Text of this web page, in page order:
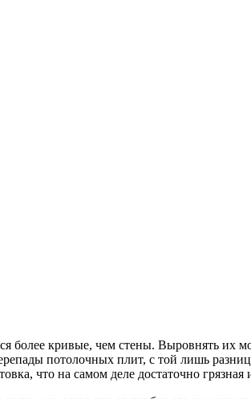
более кривые, чем стены. Выровнять их
потолочных плит, с той лишь
что на самом деле достаточно грязная